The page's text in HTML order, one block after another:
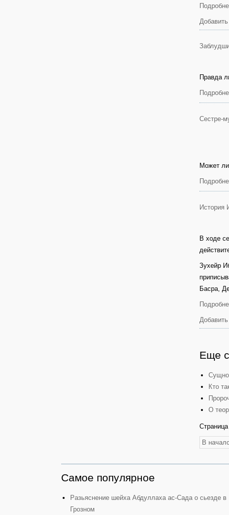
Правда
Сестре-
Может ли
История
В ходе
Зухейр
Басра,
Еще
Кто
О
В
Самое популярное
Разьяснение шейха Абдуллаха ас-Сада о сьезде в
Грозном